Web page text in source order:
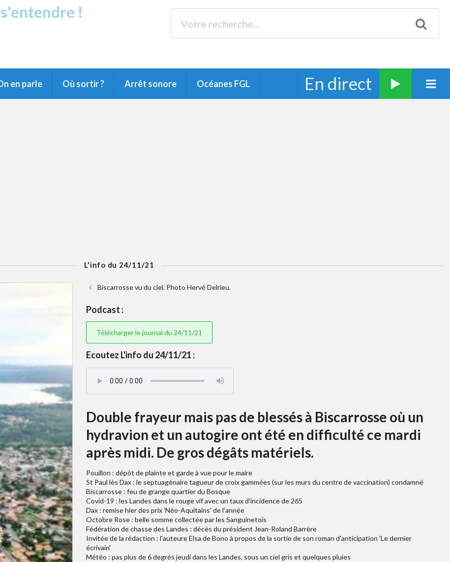
!
en parle Où sortir ? Arrêt sonore Océanes FGL En direct
L'info du 24/11/21
Biscarrosse vu du ciel. Photo Hervé Delrieu.
Podcast :
Télécharger le journal du 24/11/21
Ecoutez L'info du 24/11/21 :
Double frayeur mais pas de blessés à Biscarrosse où un
hydravion et un autogire ont été en difficulté ce mardi
après midi. De gros dégâts matériels.
Pouillon : dépôt de plainte et garde à vue pour le maire
St Paul lès Dax : le septuagénaire tagueur de croix gammées (sur les murs du centre de vaccination) condamné
Biscarrosse : feu de grange quartier du Bosque
Covid-19 : les Landes dans le rouge vif avec un taux d'incidence de 265
Dax : remise hier des prix 'Néo-Aquitains' de l'année
Octobre Rose : belle somme collectée par les Sanguinetois
Fédération de chasse des Landes : décès du président Jean-Roland Barrère
Invitée de la rédaction : l'auteure Elsa de Bono à propos de la sortie de son roman d'anticipation 'Le dernier
écrivain'
Météo : pas plus de 6 degrés jeudi dans les Landes, sous un ciel gris et quelques pluies